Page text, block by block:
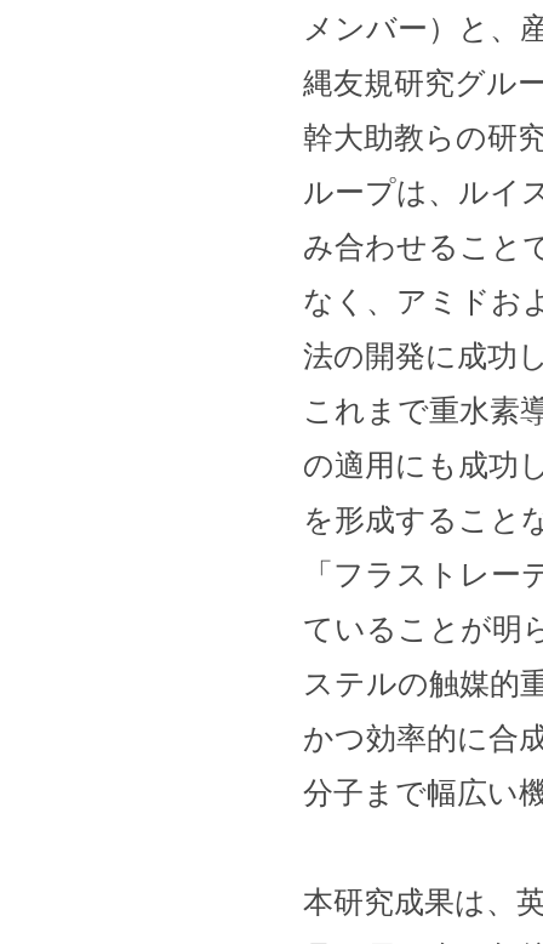
メンバー）と、
縄友規研究グル
幹大助教らの研
ループは、ルイ
み合わせること
なく、アミドお
法の開発に成功
これまで重水素
の適用にも成功
を形成すること
「フラストレ
ていることが明
ステルの触媒的
かつ効率的に合
分子まで幅広い
本研究成果は、